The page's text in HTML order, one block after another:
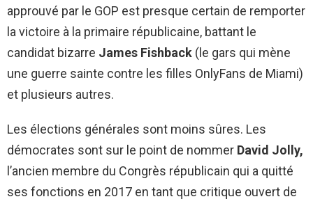
approuvé par le GOP est presque certain de remporter
la victoire à la primaire républicaine, battant le
candidat bizarre James Fishback (le gars qui mène
une guerre sainte contre les filles OnlyFans de Miami)
et plusieurs autres.
Les élections générales sont moins sûres. Les
démocrates sont sur le point de nommer David Jolly,
l’ancien membre du Congrès républicain qui a quitté
ses fonctions en 2017 en tant que critique ouvert de